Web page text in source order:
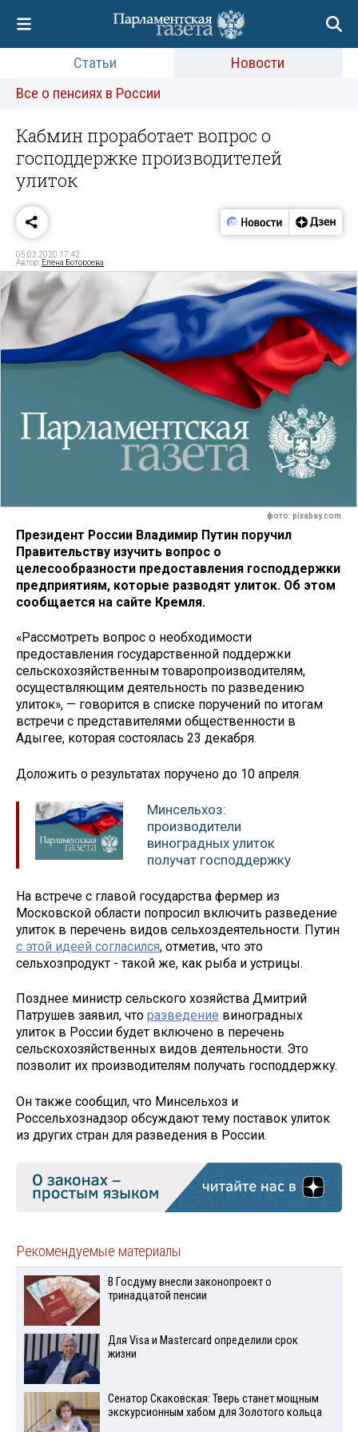
Статьи
Новости
Все о пенсиях в России
Кабмин проработает вопрос о
господдержке производителей
улиток
05.03.2020 17:42
Автор: Елена Ботороева
фото: pixabay.com
Президент России Владимир Путин поручил
Правительству изучить вопрос о
целесообразности предоставления господдержки
предприятиям, которые разводят улиток. Об этом
сообщается на сайте Кремля.
«Рассмотреть вопрос о необходимости
предоставления государственной поддержки
сельскохозяйственным товаропроизводителям,
осуществляющим деятельность по разведению
улиток», — говорится в списке поручений по итогам
встречи с представителями общественности в
Адыгее, которая состоялась 23 декабря.
Доложить о результатах поручено до 10 апреля.
Минсельхоз:
производители
виноградных улиток
получат господдержку
На встрече с главой государства фермер из
Московской области попросил включить разведение
улиток в перечень видов сельхоздеятельности. Путин
с этой идеей согласился, отметив, что это
сельхозпродукт - такой же, как рыба и устрицы.
Позднее министр сельского хозяйства Дмитрий
Патрушев заявил, что разведение виноградных
улиток в России будет включено в перечень
сельскохозяйственных видов деятельности. Это
позволит их производителям получать господдержку.
Он также сообщил, что Минсельхоз и
Россельхознадзор обсуждают тему поставок улиток
из других стран для разведения в России.
Рекомендуемые материалы
В Госдуму внесли законопроект о
тринадцатой пенсии
Для Visа и Mastercard определили срок
жизни
Сенатор Скаковская: Тверь станет мощным
экскурсионным хабом для Золотого кольца